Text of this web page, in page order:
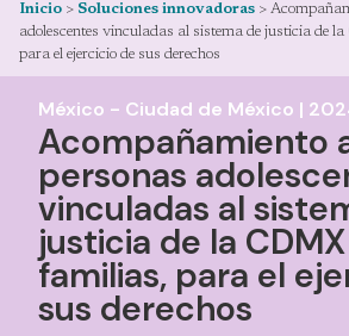
Inicio > Soluciones innovadoras >
adolescentes vinculadas al sistema de justicia de
para el ejercicio de sus derechos
México - Ciudad de México |
Acompañamiento
personas
vinculadas al
justicia de la
familias, para el
sus derechos